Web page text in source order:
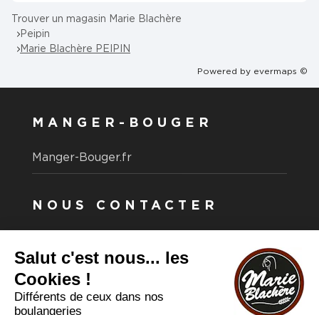
Trouver un magasin Marie Blachère
Peipin
Marie Blachère PEIPIN
Powered by evermaps ©
MANGER-BOUGER
Manger-Bouger.fr
NOUS CONTACTER
Vous souhaitez nous contacter ?
Consultez notre FAQ.
FAQ